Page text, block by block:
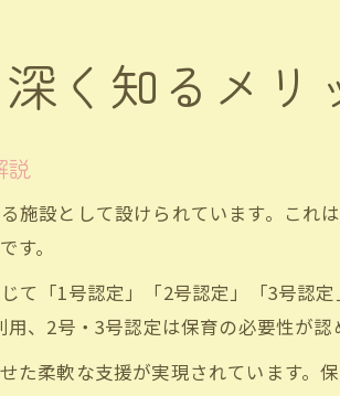
吹田市の認定こども園一覧から選ぶポ
施設条件や保育内容で認定こども園を
保育園や幼稚園との違いを整理して選ぶ
認定こども園選びで重視したい支援制
手続きや空き状況をチェックする方法
認定こども園の申し込み手続きの流れ
吹田市のこども園空き状況を調べるコ
オンライン申込や電子申請の注意点
く知るメリ
説
施設として設けられています。これ
す。
て「1号認定」「2号認定」「3号認
、2号・3号認定は保育の必要性が認
た柔軟な支援が実現されています。